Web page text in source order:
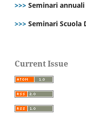
>>> Seminari annuali
>>> Seminari Scuola
Current Issue